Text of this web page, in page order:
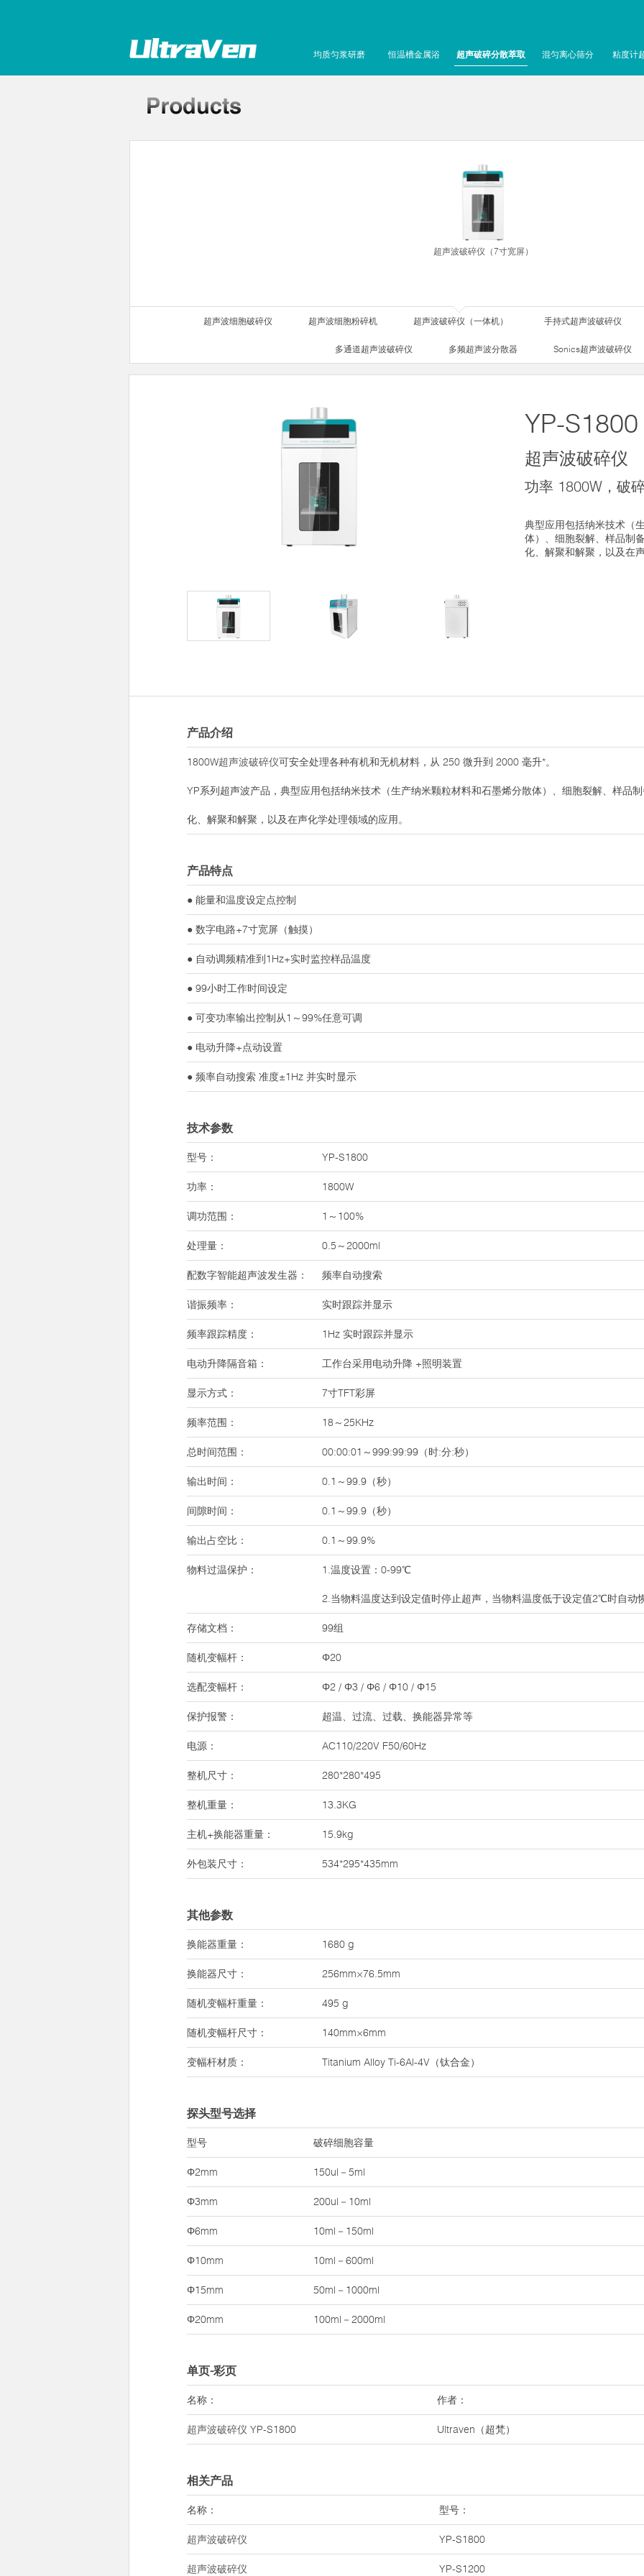
均质匀浆研磨 恒温槽金属浴 超声破碎分散萃取 混匀离心筛分 粘度计
超声波破碎仪（7寸宽屏）
超声波细胞破碎仪 超声波细胞粉碎机 超声波破碎仪（一体机） 手持式超声波破碎仪
多通道超声波破碎仪 多频超声波分散器 Sonics超声波破碎仪
YP-S1800
超声波破碎仪
功率 1800W，破
典型应用包括纳米技术（
体）、细胞裂解、样品制
化、解聚和解聚，以及在
产品介绍
1800W超声波破碎仪可安全处理各种有机和无机材料，从 250 微升到 2000 毫升*。
YP系列超声波产品，典型应用包括纳米技术（生产纳米颗粒材料和石墨烯分散体）、细胞裂解、样品
化、解聚和解聚，以及在声化学处理领域的应用。
产品特点
● 能量和温度设定点控制
● 数字电路+7寸宽屏（触摸）
● 自动调频精准到1Hz+实时监控样品温度
● 99小时工作时间设定
● 可变功率输出控制从1～99%任意可调
● 电动升降+点动设置
● 频率自动搜索 准度±1Hz 并实时显示
技术参数
型号： YP-S1800
功率： 1800W
调功范围： 1～100%
处理量： 0.5～2000ml
配数字智能超声波发生器： 频率自动搜索
谐振频率： 实时跟踪并显示
频率跟踪精度： 1Hz 实时跟踪并显示
电动升降隔音箱： 工作台采用电动升降 +照明装置
显示方式： 7寸TFT彩屏
频率范围： 18～25KHz
总时间范围： 00:00:01～999:99:99（时:分:秒）
输出时间： 0.1～99.9（秒）
间隙时间： 0.1～99.9（秒）
输出占空比： 0.1～99.9%
物料过温保护： 1.温度设置：0-99℃
2.当物料温度达到设定值时停止超声，当物料温度低于设定值2℃时自动
存储文档： 99组
随机变幅杆： Φ20
选配变幅杆： Φ2 / Φ3 / Φ6 / Φ10 / Φ15
保护报警： 超温、过流、过载、换能器异常等
电源： AC110/220V F50/60Hz
整机尺寸： 280*280*495
整机重量： 13.3KG
主机+换能器重量： 15.9kg
外包装尺寸： 534*295*435mm
其他参数
换能器重量： 1680 g
换能器尺寸： 256mm×76.5mm
随机变幅杆重量： 495 g
随机变幅杆尺寸： 140mm×6mm
变幅杆材质： Titanium Alloy Ti-6Al-4V（钛合金）
探头型号选择
型号 破碎细胞容量
Φ2mm 150ul－5ml
Φ3mm 200ul－10ml
Φ6mm 10ml－150ml
Φ10mm 10ml－600ml
Φ15mm 50ml－1000ml
Φ20mm 100ml－2000ml
单页-彩页
名称： 作者：
超声波破碎仪 YP-S1800 Ultraven（超梵）
相关产品
名称： 型号：
超声波破碎仪 YP-S1800
超声波破碎仪 YP-S1200